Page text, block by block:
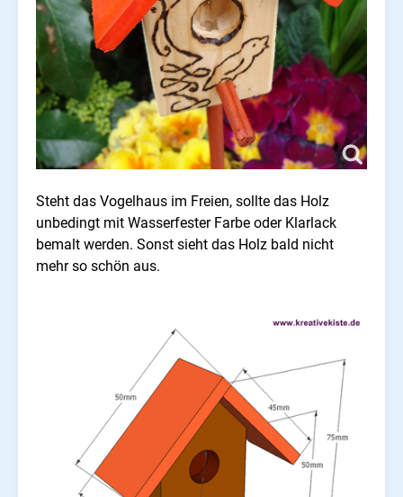
Steht das Vogelhaus im Freien, sollte das Holz
unbedingt mit Wasserfester Farbe oder Klarlack
bemalt werden. Sonst sieht das Holz bald nicht
mehr so schön aus.